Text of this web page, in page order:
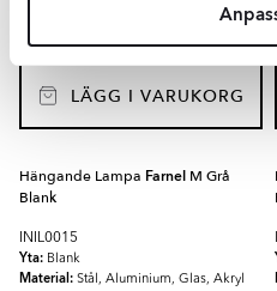
Stål, Aluminium, Glas, Akryl
878SEK1286SEK-32%
LÄGG I VARUKORG
Hängande Lampa Farnel M Grå
Blank
INIL0015
Yta: Blank
Material: Stål, Aluminium, Glas, Akryl